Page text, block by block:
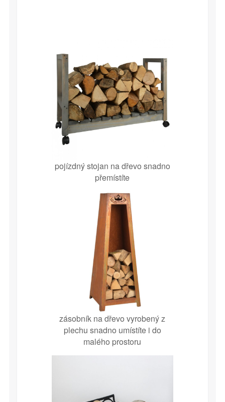
pojízdný stojan na dřevo snadno
přemístíte
zásobník na dřevo vyrobený z
plechu snadno umístíte i do
malého prostoru